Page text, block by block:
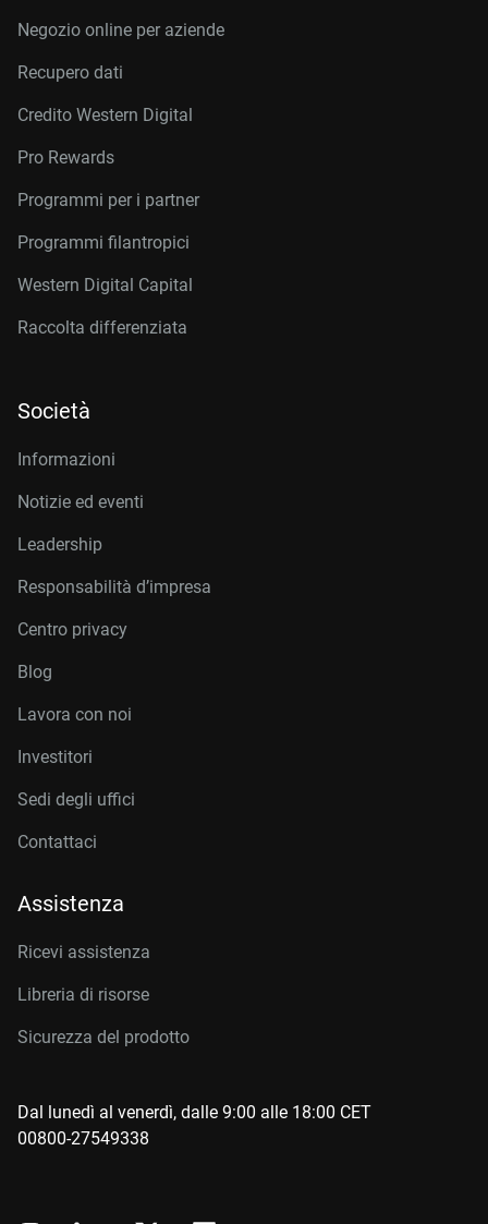
Negozio online per aziende
Recupero dati
Credito Western Digital
Pro Rewards
Programmi per i partner
Programmi filantropici
Western Digital Capital
Raccolta differenziata
Società
Informazioni
Notizie ed eventi
Leadership
Responsabilità d’impresa
Centro privacy
Blog
Lavora con noi
Investitori
Sedi degli uffici
Contattaci
Assistenza
Ricevi assistenza
Libreria di risorse
Sicurezza del prodotto
Dal lunedì al venerdì, dalle 9:00 alle 18:00 CET
00800-27549338